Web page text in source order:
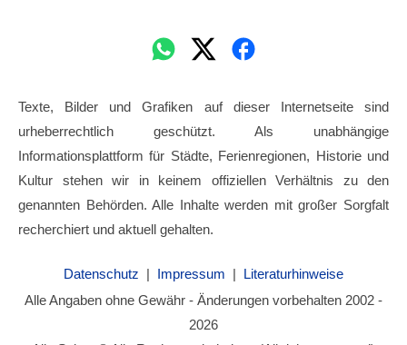
Texte, Bilder und Grafiken auf dieser Internetseite sind
urheberrechtlich geschützt. Als unabhängige
Informationsplattform für Städte, Ferienregionen, Historie und
Kultur stehen wir in keinem offiziellen Verhältnis zu den
genannten Behörden. Alle Inhalte werden mit großer Sorgfalt
recherchiert und aktuell gehalten.
Datenschutz | Impressum | Literaturhinweise
Alle Angaben ohne Gewähr - Änderungen vorbehalten 2002 -
2026